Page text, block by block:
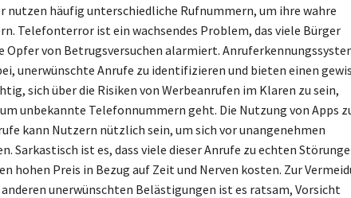
nutzen häufig unterschiedliche Rufnummern, um ihre wahre
Telefonterror ist ein wachsendes Problem, das viele Bürger
von Betrugsversuchen alarmiert.
unerwünschte Anrufe zu identifizieren und bieten einen
sich über die Risiken von Werbeanrufen im Klaren zu sein,
unbekannte Telefonnummern geht. Die Nutzung von Apps
kann Nutzern nützlich sein, um sich vor unangenehmen
Sarkastisch ist es, dass viele dieser Anrufe zu echten
hohen Preis in Bezug auf Zeit und Nerven kosten. Zur
unerwünschten Belästigungen ist es ratsam, Vorsicht